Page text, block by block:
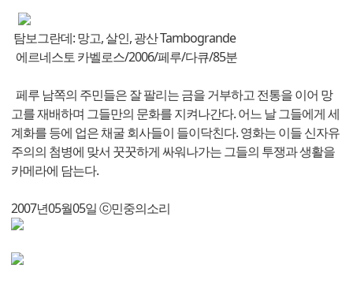
탐보그란데: 망고, 살인, 광산 Tambogrande
에르네스토 카벨로스/2006/페루/다큐/85분
페루 남쪽의 주민들은 잘 팔리는 금을 거부하고 전통을 이어 망
고를 재배하며 그들만의 문화를 지켜나간다. 어느 날 그들에게 세
계화를 등에 업은 채굴 회사들이 들이닥친다. 영화는 이들 신자유
주의의 첨병에 맞서 꿋꿋하게 싸워나가는 그들의 투쟁과 생활을
카메라에 담는다.
2007년05월05일 ⓒ민중의소리